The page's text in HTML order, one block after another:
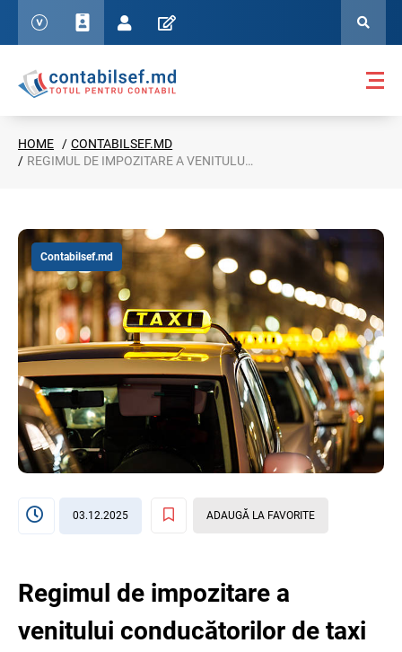
HOME
CONTABILSEF.MD
REGIMUL DE IMPOZITARE A VENITULUI CONDUCĂTORILOR DE TAXI AR PUTEA FI ABROGAT
Contabilsef.md
03.12.2025 ADAUGĂ LA FAVORITE
Regimul de impozitare a
venitului conducătorilor de taxi